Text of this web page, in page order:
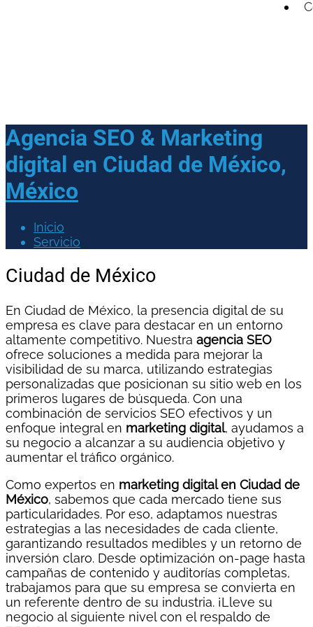
Agencia SEO & Marketing
digital en Ciudad de México,
México
Inicio
Servicio
Ciudad de México
En Ciudad de México, la presencia digital de su
empresa es clave para destacar en un entorno
altamente competitivo. Nuestra agencia SEO
ofrece soluciones a medida para mejorar la
visibilidad de su marca, utilizando estrategias
personalizadas que posicionan su sitio web en los
primeros lugares de búsqueda. Con una
combinación de servicios SEO efectivos y un
enfoque integral en marketing digital, ayudamos a
su negocio a alcanzar a su audiencia objetivo y
aumentar el tráfico orgánico.
Como expertos en marketing digital en Ciudad de
México, sabemos que cada mercado tiene sus
particularidades. Por eso, adaptamos nuestras
estrategias a las necesidades de cada cliente,
garantizando resultados medibles y un retorno de
inversión claro. Desde optimización on-page hasta
campañas de contenido y auditorías completas,
trabajamos para que su empresa se convierta en
un referente dentro de su industria. ¡Lleve su
negocio al siguiente nivel con el respaldo de